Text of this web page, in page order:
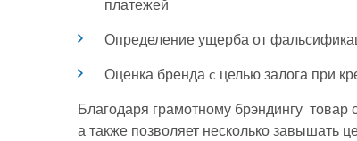
Определение ущерба от
Оценка бренда c целью залога при
Благодаря грамотному брэндингу товар
а также позволяет несколько завышать